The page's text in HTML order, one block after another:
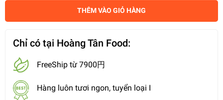
THÊM VÀO GIỎ HÀNG
Chỉ có tại Hoàng Tân Food:
FreeShip từ 7900円
Hàng luôn tươi ngon, tuyển loại I